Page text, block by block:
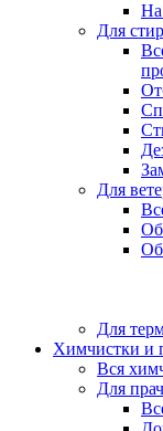
Для
Для
Для
Химчистки и
Вся
Для